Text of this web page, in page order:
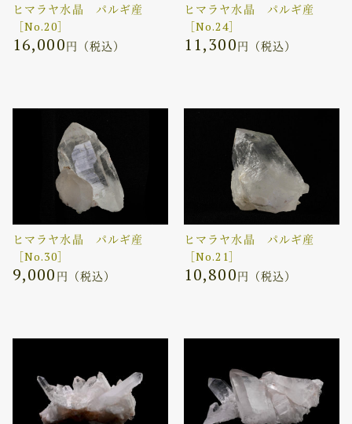
ヒマラヤ水晶 パルギ産
［No.20］
16,000円（税込）
ヒマラヤ水晶 パルギ産
［No.24］
11,300円（税込）
ヒマラヤ水晶 パルギ産
［No.30］
9,000 円（税込）
ヒマラヤ水晶 パルギ産
［No.21］
10,800円（税込）